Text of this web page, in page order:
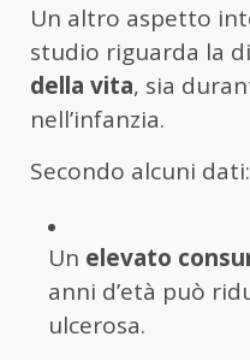
Un altro aspetto
studio riguarda la
della vita, sia
nell’infanzia.
Secondo alcuni dati:
Un elevato
anni d’età può
ulcerosa.